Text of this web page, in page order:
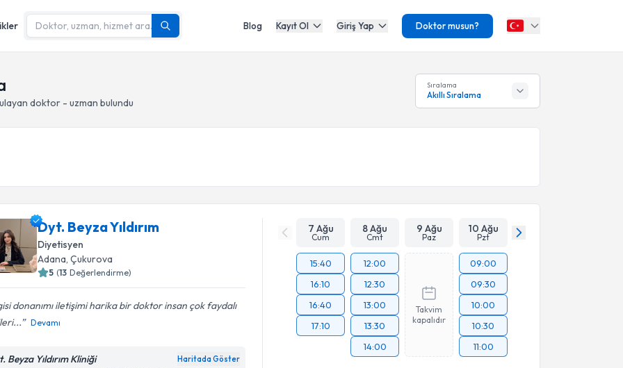
Blog Kayıt Ol Giriş Yap Doktor musun?
doktor - uzman bulundu
Sıralama
Akıllı Sıralama
Dyt. Beyza Yıldırım
Diyetisyen
Adana, Çukurova
5 (13 Değerlendirme)
donanımı iletişimi harika bir doktor insan çok faydalı
Devamı
Beyza Yıldırım Kliniği Haritada Göster
7 Ağu
Cum
8 Ağu
Cmt
9 Ağu
Paz
10 Ağu
Pzt
15:40
16:10
16:40
17:10
12:00
12:30
13:00
13:30
14:00
Takvim
kapalıdır
09:00
09:30
10:00
10:30
11:00